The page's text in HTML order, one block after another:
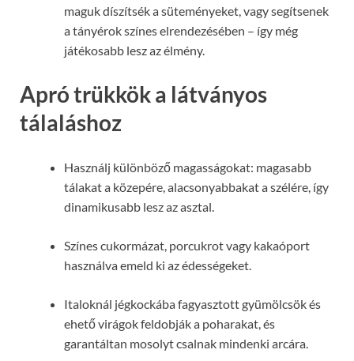
maguk díszítsék a süteményeket, vagy segítsenek
a tányérok színes elrendezésében – így még
játékosabb lesz az élmény.
Apró trükkök a látványos
tálaláshoz
Használj különböző magasságokat: magasabb
tálakat a közepére, alacsonyabbakat a szélére, így
dinamikusabb lesz az asztal.
Színes cukormázat, porcukrot vagy kakaóport
használva emeld ki az édességeket.
Italoknál jégkockába fagyasztott gyümölcsök és
ehető virágok feldobják a poharakat, és
garantáltan mosolyt csalnak mindenki arcára.